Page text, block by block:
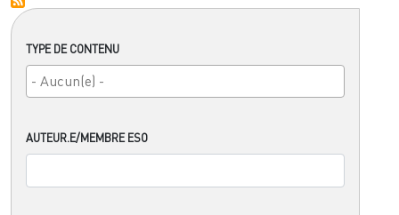
TYPE DE CONTENU
AUTEUR.E/MEMBRE ESO